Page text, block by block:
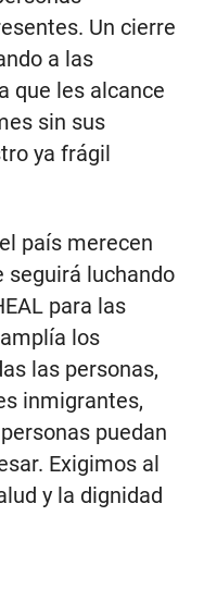
Un cierre
a las
que les alcance
sin sus
ya frágil
país merecen
seguirá luchando
para las
los
las personas,
inmigrantes,
puedan
Exigimos al
y la dignidad